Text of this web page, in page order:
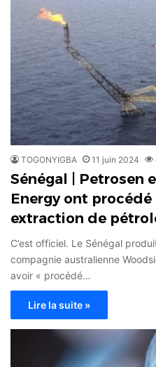
TOGONYIGBA 11 juin 2024
Sénégal | Petrosen
Energy ont
extraction de
C’est officiel. Le Sénégal
compagnie australienne
avoir « procédé…
Lire la suite »